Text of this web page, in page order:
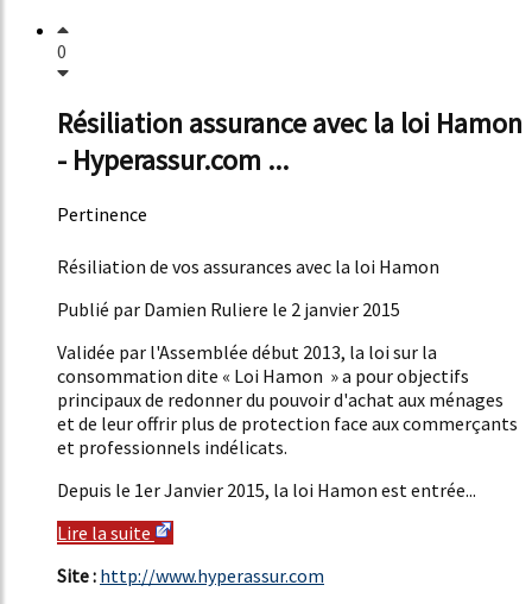
0
Résiliation assurance avec la loi Hamon
- Hyperassur.com ...
Pertinence
Résiliation de vos assurances avec la loi Hamon
Publié par Damien Ruliere le 2 janvier 2015
Validée par l'Assemblée début 2013, la loi sur la
consommation dite « Loi Hamon » a pour objectifs
principaux de redonner du pouvoir d'achat aux ménages
et de leur offrir plus de protection face aux commerçants
et professionnels indélicats.
Depuis le 1er Janvier 2015, la loi Hamon est entrée...
Lire la suite
Site : http://www.hyperassur.com